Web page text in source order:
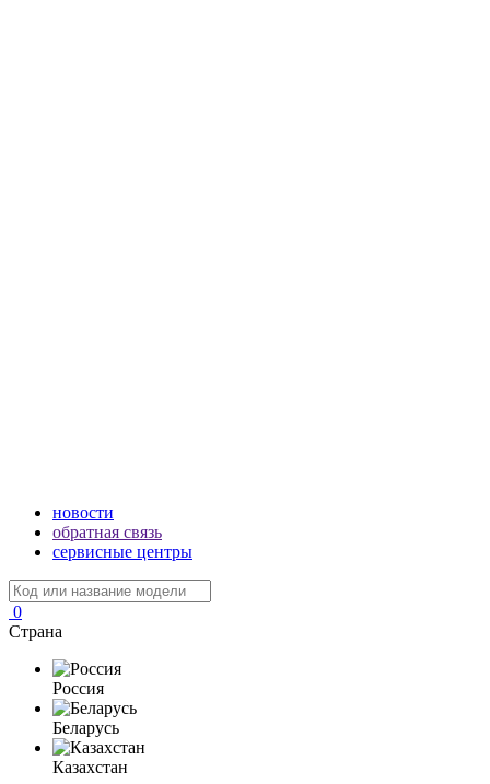
новости
обратная связь
сервисные центры
0
Страна
Россия
Беларусь
Казахстан